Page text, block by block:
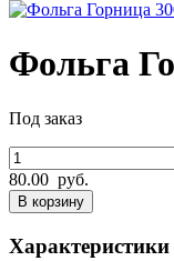
Фольга
Под заказ
80.00 руб.
В корзину
Характеристики